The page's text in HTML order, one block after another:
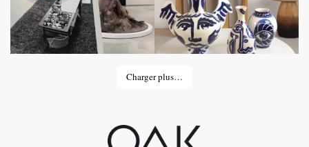
Charger plus…